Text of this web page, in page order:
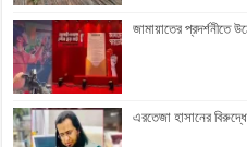
জামায়াতের প্রদর্শনীতে
এরতেজা হাসানের